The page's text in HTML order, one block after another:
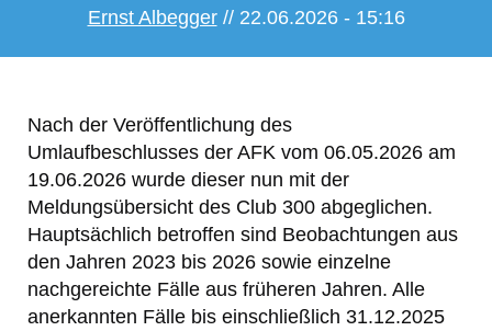
Ernst Albegger// 22.06.2026 - 15:16
Nach der Veröffentlichung des
Umlaufbeschlusses der AFK vom 06.05.2026 am
19.06.2026 wurde dieser nun mit der
Meldungsübersicht des Club 300 abgeglichen.
Hauptsächlich betroffen sind Beobachtungen aus
den Jahren 2023 bis 2026 sowie einzelne
nachgereichte Fälle aus früheren Jahren. Alle
anerkannten Fälle bis einschließlich 31.12.2025